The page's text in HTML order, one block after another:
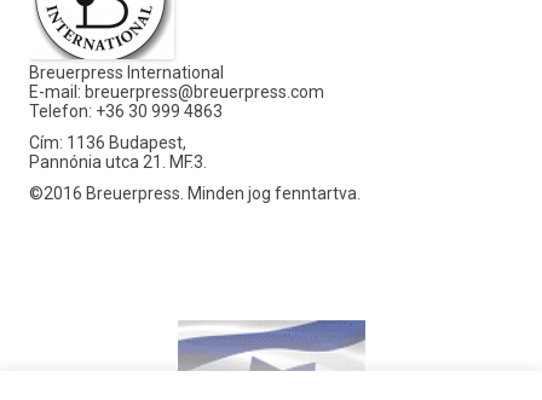
Breuerpress International
E-mail: breuerpress@breuerpress.com
Telefon: +36 30 999 4863
Cím: 1136 Budapest,
Pannónia utca 21. MF.3.
©2016 Breuerpress. Minden jog fenntartva.